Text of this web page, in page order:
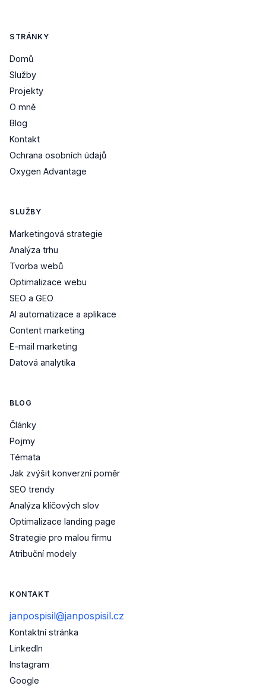
STRÁNKY
Domů
Služby
Projekty
O mně
Blog
Kontakt
Ochrana osobních údajů
Oxygen Advantage
SLUŽBY
Marketingová strategie
Analýza trhu
Tvorba webů
Optimalizace webu
SEO a GEO
AI automatizace a aplikace
Content marketing
E-mail marketing
Datová analytika
BLOG
Články
Pojmy
Témata
Jak zvýšit konverzní poměr
SEO trendy
Analýza klíčových slov
Optimalizace landing page
Strategie pro malou firmu
Atribuční modely
KONTAKT
janpospisil@janpospisil.cz
Kontaktní stránka
LinkedIn
Instagram
Google